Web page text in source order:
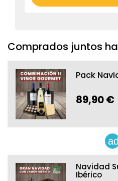
Comprados juntos
Pack
89,90 €
Navidad
Ibérico